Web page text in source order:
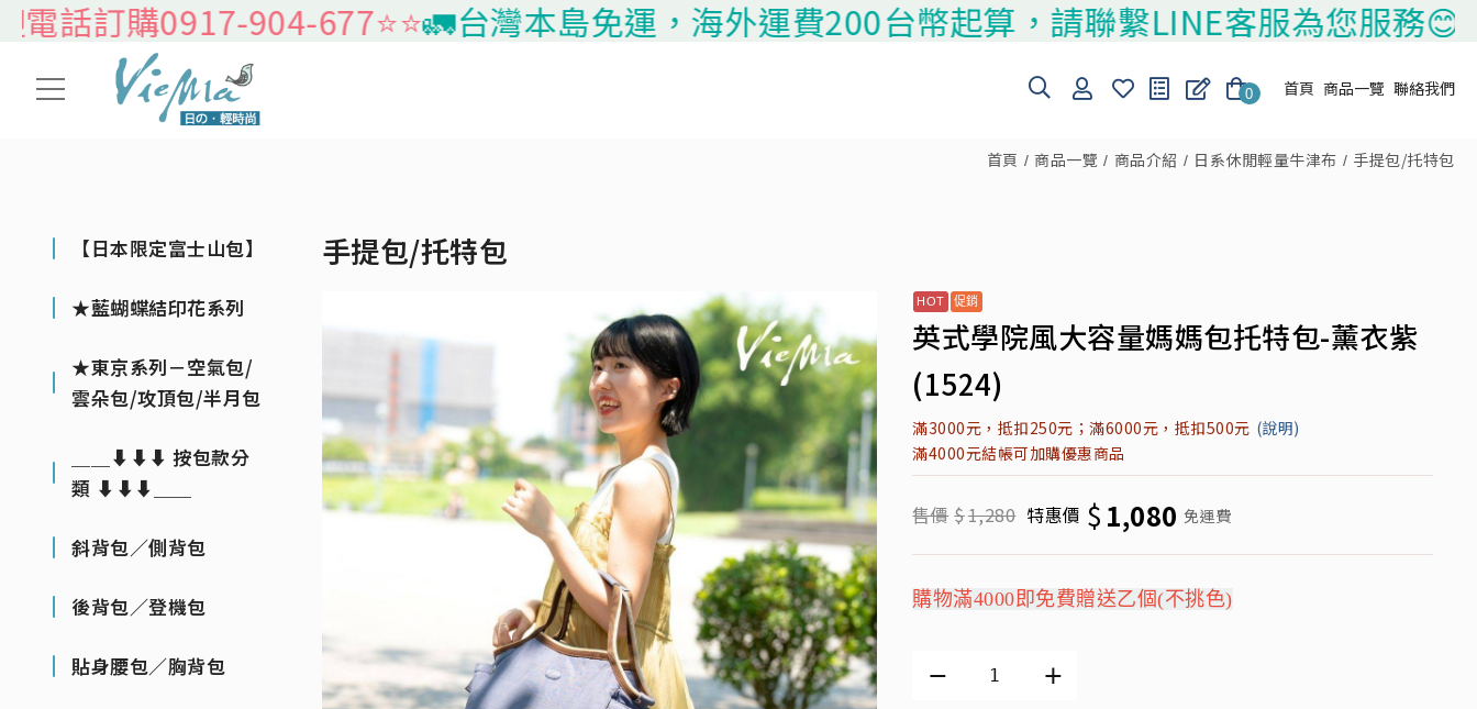
購0917-904-677⭐️⭐️🚛台灣本島免運，海外運費200台幣起算，請聯繫LINE客服為您服務😊
0 首頁 商品一覽 聯絡我們
首頁 商品一覽 商品介紹 日系休閒輕量牛津布 手提包/托特包
【日本限定富士山包】
★藍蝴蝶結印花系列
★東京系列－空氣包/
雲朵包/攻頂包/半月包
＿＿⬇⬇⬇ 按包款分
類 ⬇⬇⬇＿＿
斜背包／側背包
後背包／登機包
貼身腰包／胸背包
手提包/托特包
英式學院風大容量媽媽包托特包-薰衣紫
(1524)
滿3000元，抵扣250元；滿6000元，抵扣500元 (說明)
滿4000元結帳可加購優惠商品
售價 $1,280 特惠價 $ 1,080 免運費
購物滿4000即免費贈送乙個(不挑色)